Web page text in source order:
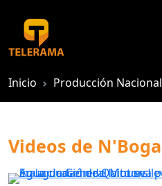
Inicio Producción Nacional
Videos de N'Boga